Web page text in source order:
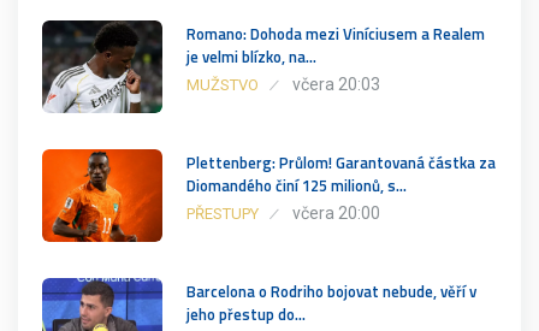
Romano: Dohoda mezi Viníciusem a Realem
je velmi blízko, na…
MUŽSTVO včera 20:03
Plettenberg: Průlom! Garantovaná částka za
Diomandého činí 125 milionů, s…
PŘESTUPY včera 20:00
Barcelona o Rodriho bojovat nebude, věří v
jeho přestup do…